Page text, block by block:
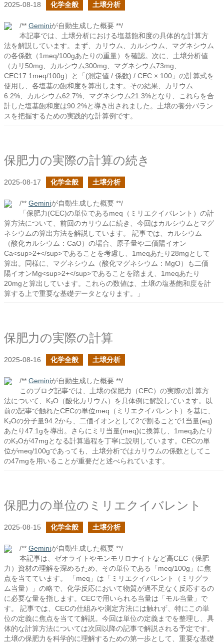
2025-08-18 化学全般 土壌分析
/** Geminiが自動生成した概要 **/
本記事では、土壌分析における塩基飽和度の具体的な計算方
法を解説しています。まず、カリウム、カルシウム、マグネシウム
の各係数（1meq/100gあたりの重量）を確認。次に、土壌分析値
（カリ50mg、カルシウム300mg、マグネシウム73mg、
CEC17.1meq/100g）と「(測定値 / 係数) / CEC × 100」の計算式を
使用し、各塩基の飽和度を算出します。その結果、カリウム
6.2%、カルシウム62.7%、マグネシウム21.3%となり、これらを合
計した塩基飽和度は90.2%と導き出されました。土壌の養分バラン
スを把握するための実践的な計算例です。
保肥力の実際の計算の続き
2025-08-17 化学全般 土壌分析
/** Geminiが自動生成した概要 **/
「保肥力(CEC)の単位であるmeq（ミリエクイバレント）の計
算方法について、前回のカリウムに続き、今回はカルシウムとマグ
ネシウムの算出方法を解説しています。 記事では、カルシウム
（酸化カルシウム：CaO）の場合、原子量や二価陽イオン
Ca<sup>2+</sup>であることを考慮し、1meqあたり28mgとして
算出。同様に、マグネシウム（酸化マグネシウム：MgO）も二価
陽イオンMg<sup>2+</sup>であることを踏まえ、1meqあたり
20mgと算出しています。これらの数値は、土壌の塩基飽和度を計
算する上で重要な基礎データとなります。」
保肥力の実際の計算
2025-08-16 化学全般 土壌分析
/** Geminiが自動生成した概要 **/
このブログ記事では、土壌の保肥力（CEC）の実際の計算方
法について、K₂O（酸化カリウム）を具体例に解説しています。以
前の記事で触れたCECの単位meq（ミリエクイバレント）を基に、
K₂Oの分子量94.2から、二価イオンとして2で割ることで1当量(eq)
あたり47.1gを導出。さらにミリ当量(meq)に換算し、1meqあたり
のK₂Oが47mgとなる計算過程を丁寧に説明しています。CECの単
位がmeq/100gであっても、土壌分析ではカリウムの係数としてこ
の47mgを用いることが重要だと述べられています。
保肥力の単位のミリエクイバレント
2025-08-15 化学全般 土壌分析
/** Geminiが自動生成した概要 **/
本記事は、ゼオライトやモンモリロナイトなど高CEC（保肥
力）資材の理解を深めるため、その単位である「meq/100g」に焦
点を当てています。 「meq」は「ミリエクイバレント（ミリグラ
ム当量）」の略で、化学反応において物質が過不足なく反応するの
に必要な量を指します。CECで用いられる当量は「モル当量」で
す。 記事では、CECの仕組みや測定方法には触れず、特にこの単
位の定義に焦点を当てて解説。今回は単位の定義までを整理し、具
体的な計算方法については次回以降の記事で解説される予定です。
土壌の保肥力を科学的に理解するための第一歩として、重要な基礎